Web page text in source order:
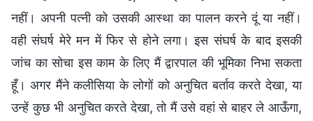
नहीं। अपनी पत्नी को उसकी आस्था का पालन करने दूं या नहीं।
वही संघर्ष मेरे मन में फिर से होने लगा। इस संघर्ष के बाद इसकी
जांच का सोचा इस काम के लिए मैं द्वारपाल की भूमिका निभा सकता
हूँ। अगर मैंने कलीसिया के लोगों को अनुचित बर्ताव करते देखा, या
उन्हें कुछ भी अनुचित करते देखा, तो मैं उसे वहां से बाहर ले आऊँगा,